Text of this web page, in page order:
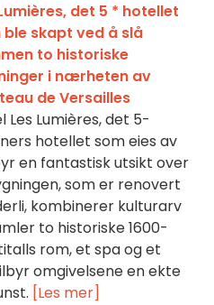
det 5 * hotellet
ble skapt ved å slå
to historiske
i nærheten av
de Versailles
Les Lumières, det 5-
hotellet som eies av
en fantastisk utsikt over
som er renovert
kombinerer kulturarv
to historiske 1600-
rom, et spa og et
omgivelsene en ekte
[Les mer]